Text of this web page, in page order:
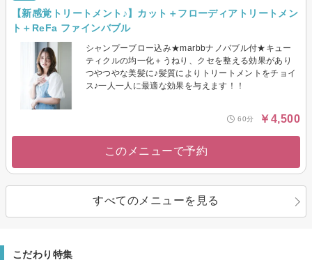
【新感覚トリートメント♪】カット＋フローディアトリートメン
ト＋ReFa ファインバブル
シャンプーブロー込み★marbbナノバブル付★キュー
ティクルの均一化＋うねり、クセを整える効果があり
つやつやな美髪に♪髪質によりトリートメントをチョイ
ス♪一人一人に最適な効果を与えます！！
60分 ￥4,500
このメニューで予約
すべてのメニューを見る
こだわり特集